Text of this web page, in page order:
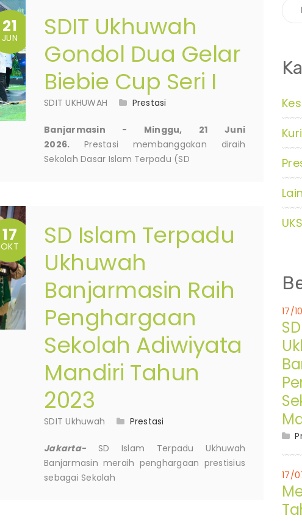
21
JUN
SDIT Ukhuwah
Gondol Dua Gelar
Biebie Cup Seri I
SDIT UKHUWAH Prestasi
Banjarmasin - Minggu, 21 Juni
2026. Prestasi membanggakan diraih
Sekolah Dasar Islam Terpadu (SD
17
OKT
SD Islam Terpadu
Ukhuwah
Banjarmasin Raih
Penghargaan
Sekolah Adiwiyata
Mandiri Tahun
2023
SDIT Ukhuwah Prestasi
Jakarta-SD Islam Terpadu Ukhuwah
Banjarmasin meraih penghargaan prestisius
sebagai Sekolah
UKS
17/
17/